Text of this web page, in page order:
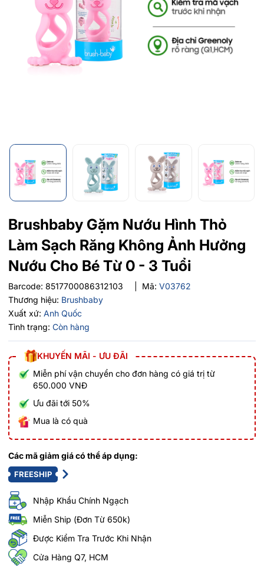
Brushbaby Gặm Nướu Hình Thỏ
Làm Sạch Răng Không Ảnh Hưởng
Nướu Cho Bé Từ 0 - 3 Tuổi
Barcode: 8517700086312103 Mã: V03762
Thương hiệu: Brushbaby
Xuất xứ: Anh Quốc
Tình trạng: Còn hàng
KHUYẾN MÃI - ƯU ĐÃI
Miễn phí vận chuyển cho đơn hàng có giá trị từ
650.000 VNĐ
Ưu đãi tới 50%
Mua là có quà
Các mã giảm giá có thể áp dụng:
FREESHIP
Nhập Khẩu Chính Ngạch
Miễn Ship (Đơn Từ 650k)
Được Kiểm Tra Trước Khi Nhận
Cửa Hàng Q7, HCM